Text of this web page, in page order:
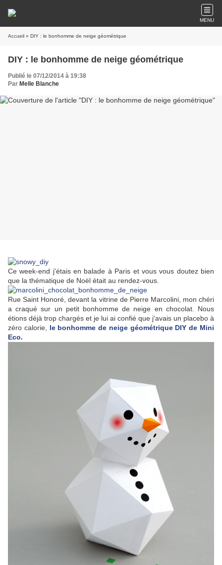
MENU
Accueil » DIY : le bonhomme de neige géométrique
DIY : le bonhomme de neige géométrique
Publié le 07/12/2014 à 19:38
Par Melle Blanche
Ce week-end j'étais en balade à Paris et vous vous doutez bien
que la thématique de Noël était au rendez-vous.
Rue Saint Honoré, devant la vitrine de Pierre Marcolini, mon chéri
a craqué sur un petit bonhomme de neige en chocolat. Nous
étions déjà trop chargés et je lui ai confié que j'avais un placebo à
zéro calorie, le bonhomme de neige géométrique DIY de Mini
Eco.